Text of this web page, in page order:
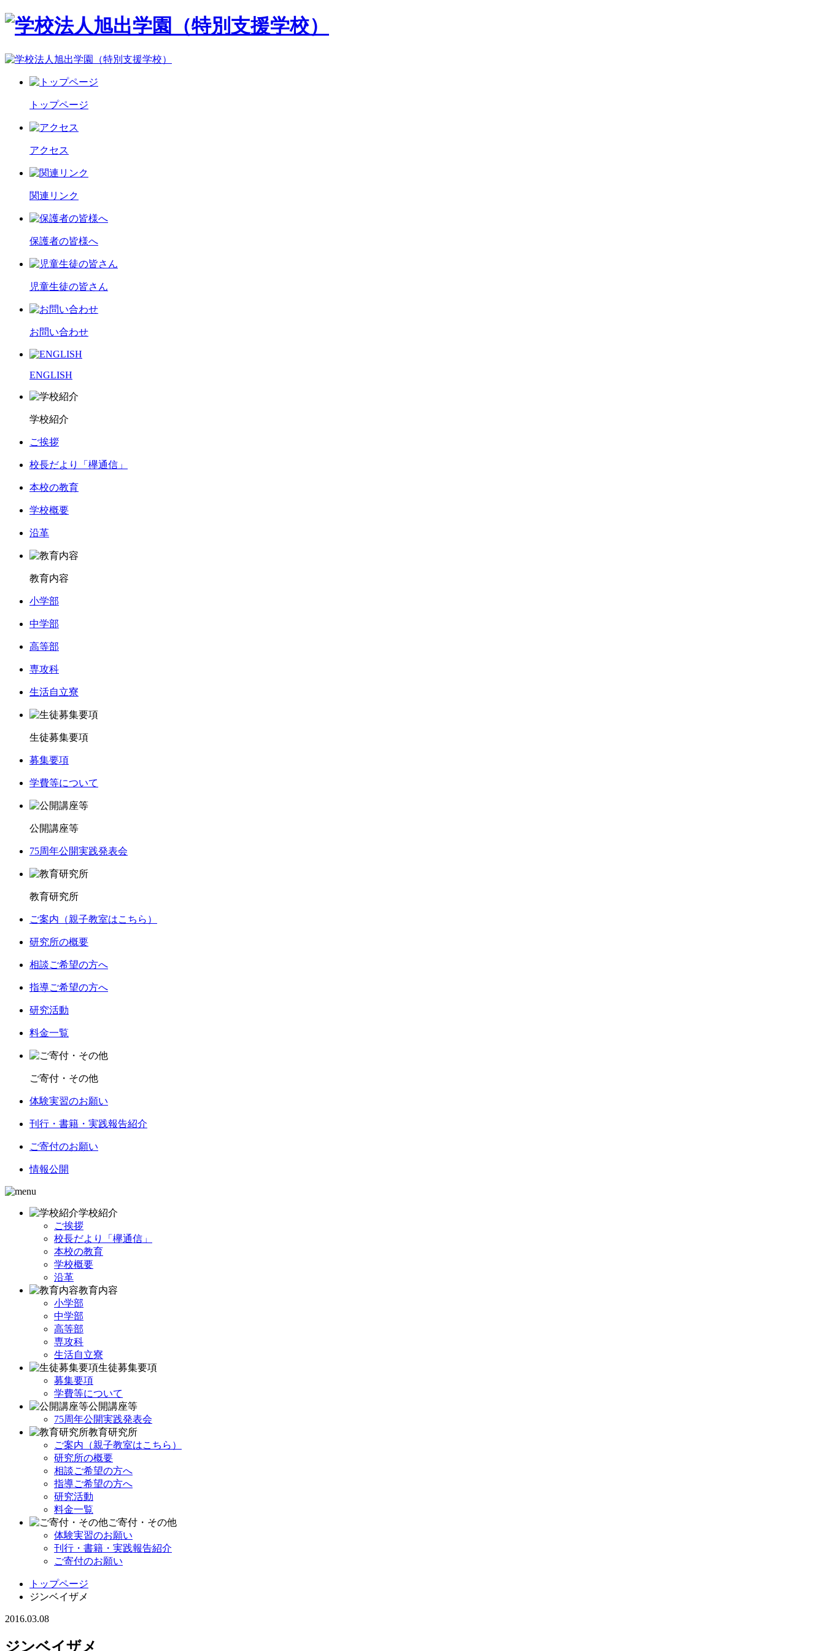
トップページ
アクセス
関連リンク
保護者の皆様へ
児童生徒の皆さん
お問い合わせ
ENGLISH
学校紹介
ご挨拶
校長だより「欅通信」
本校の教育
学校概要
沿革
教育内容
小学部
中学部
高等部
専攻科
生活自立寮
生徒募集要項
募集要項
学費等について
公開講座等
75周年公開実践発表会
教育研究所
ご案内（親子教室はこちら）
研究所の概要
相談ご希望の方へ
指導ご希望の方へ
研究活動
料金一覧
ご寄付・その他
体験実習のお願い
刊行・書籍・実践報告紹介
ご寄付のお願い
情報公開
学校紹介
ご挨拶
校長だより「欅通信」
本校の教育
学校概要
沿革
教育内容
小学部
中学部
高等部
専攻科
生活自立寮
生徒募集要項
募集要項
学費等について
公開講座等
75周年公開実践発表会
教育研究所
ご案内（親子教室はこちら）
研究所の概要
相談ご希望の方へ
指導ご希望の方へ
研究活動
料金一覧
ご寄付・その他
体験実習のお願い
刊行・書籍・実践報告紹介
ご寄付のお願い
トップページ
ジンベイザメ
2016.03.08
ジンベイザメ